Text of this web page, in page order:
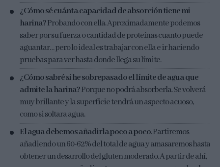
¿Cómo sé cuánta capacidad de absorción tiene mi
harina?Probando con ella. Aproximadamente podemos
saber por su fuerza o cantidad de proteínas cuanto puede
aguantar… pero lo ideal es trabajar con ella e ir haciendo
pruebas para ver hasta donde llega su límite.
¿Cómo sabré si he sobrepasado el límite de agua que
admite la harina?Porque no podrá absorberla. Se volverá
muy brillante y la superficie tendrá un aspecto acuoso,
como si soltara agua.
El agua debemos añadirla poco a poco. Partiremos
añadiendo un 60-62% del total de agua y amasaremos hasta
obtener un desarrollo del gluten moderado. A partir de ahí,